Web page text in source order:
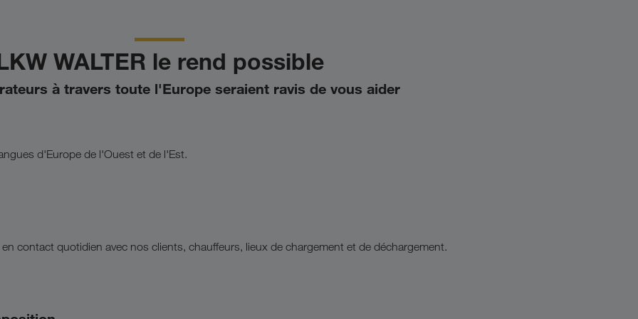
WALTER le rend possible
à travers toute l'Europe seraient ravis de vous aider
d'Europe de l'Ouest et de l'Est.
contact quotidien avec nos clients, chauffeurs, lieux de chargement et de déchargement.